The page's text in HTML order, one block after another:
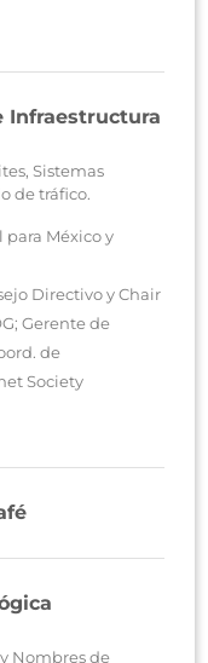
Infraestructura
Sistemas
de tráfico.
México y
Directivo y Chair
Gerente de
de
Society
Nombres de